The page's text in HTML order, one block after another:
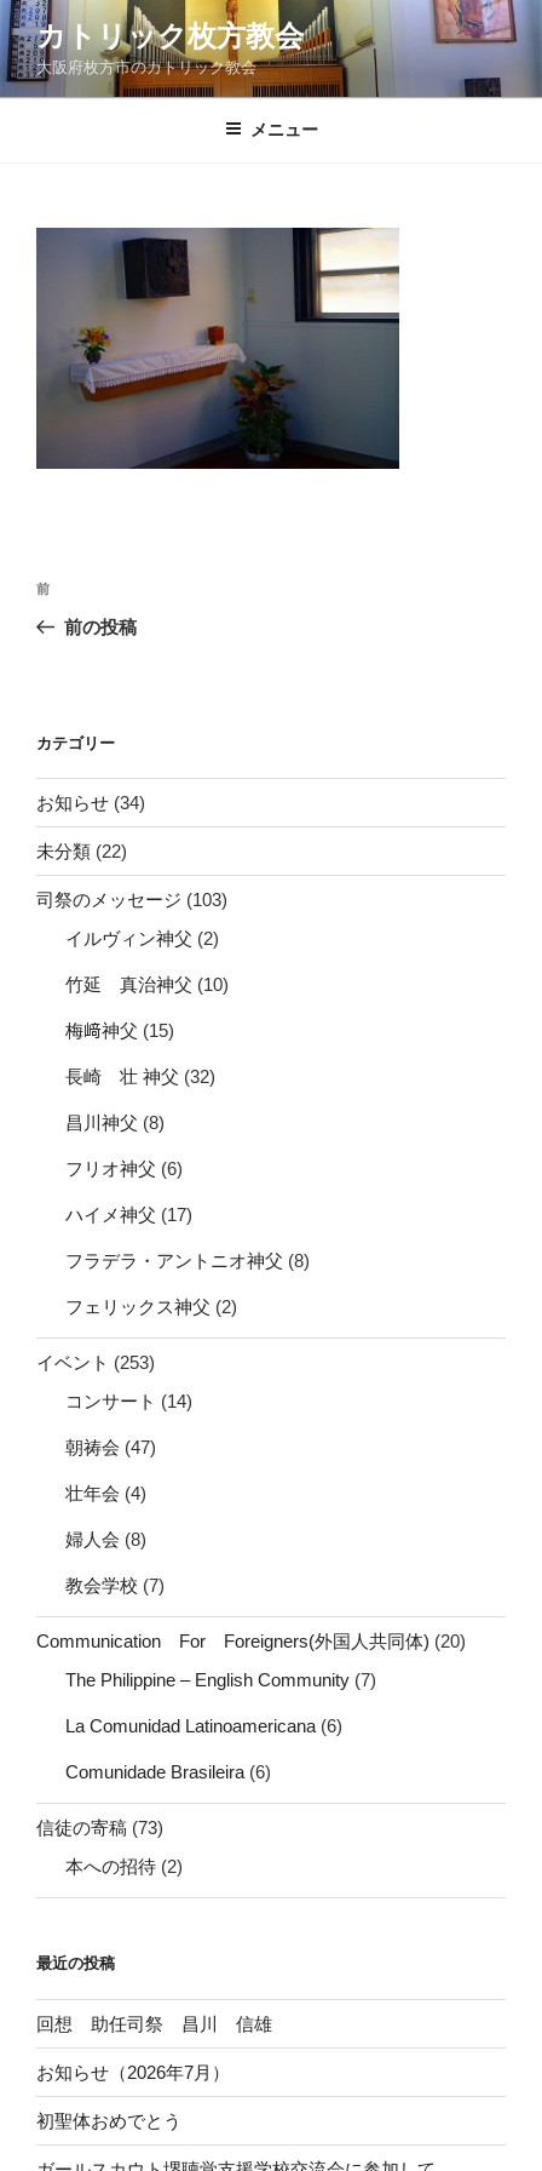
コ
ン
テ
ン
カトリック枚方教会
大阪府枚方市のカトリック教会
メニュー
投
ナ
ー
シ
ョ
ン
前
の
前
前の投稿
カテゴリー
お知らせ (34)
未分類 (22)
司祭のメッセージ (103)
イルヴィン神父 (2)
竹延 真治神父 (10)
梅﨑神父 (15)
長崎 壮 神父 (32)
昌川神父 (8)
フリオ神父 (6)
ハイメ神父 (17)
フラデラ・アントニオ神父 (8)
フェリックス神父 (2)
イベント (253)
コンサート (14)
朝祷会 (47)
壮年会 (4)
婦人会 (8)
教会学校 (7)
Communication For Foreigners(外国人共同体) (20)
The Philippine – English Community (7)
La Comunidad Latinoamericana (6)
Comunidade Brasileira (6)
信徒の寄稿 (73)
本への招待 (2)
最近の投稿
回想 助任司祭 昌川 信雄
お知らせ（2026年7月）
初聖体おめでとう